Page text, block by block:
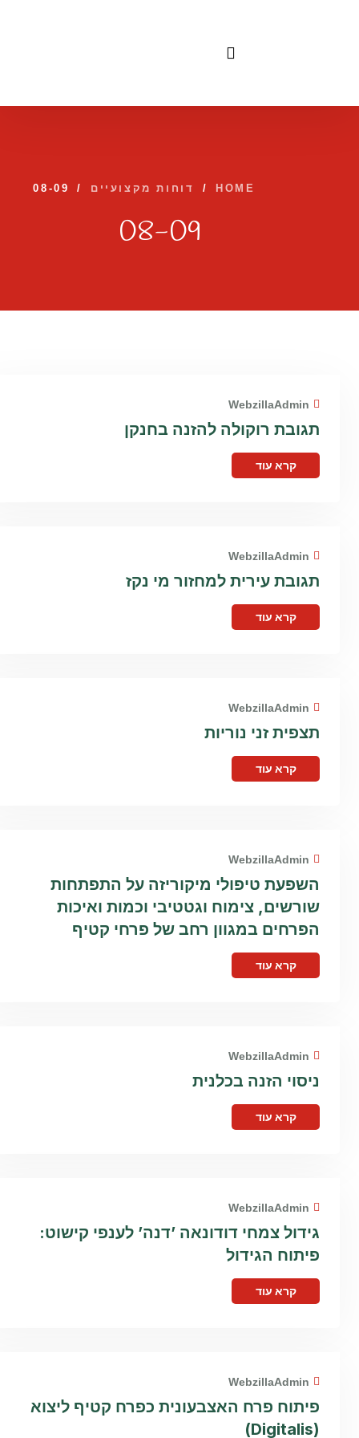
HOME
/ דוחות מקצועיים /
08-09
08-09
WebzillaAdmin
תגובת רוקולה להזנה בחנקן
קרא עוד
WebzillaAdmin
תגובת עירית למחזור מי נקז
קרא עוד
WebzillaAdmin
תצפית זני נוריות
קרא עוד
WebzillaAdmin
השפעת טיפולי מיקוריזה על התפתחות
שורשים, צימוח וגטטיבי וכמות ואיכות
הפרחים במגוון רחב של פרחי קטיף
קרא עוד
WebzillaAdmin
ניסוי הזנה בכלנית
קרא עוד
WebzillaAdmin
גידול צמחי דודונאה ’דנה’ לענפי קישוט:
פיתוח הגידול
קרא עוד
WebzillaAdmin
פיתוח פרח האצבעונית כפרח קטיף ליצוא
(Digitalis)